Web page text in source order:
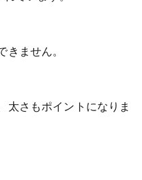
ません。
太さもポイントになりま